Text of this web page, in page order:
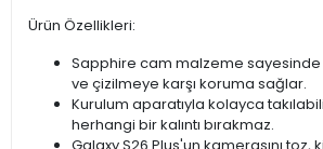
Ürün Özellikleri:
Sapphire cam malzeme sayesinde
ve çizilmeye karşı koruma sağlar.
Kurulum aparatıyla kolayca
herhangi bir kalıntı bırakmaz.